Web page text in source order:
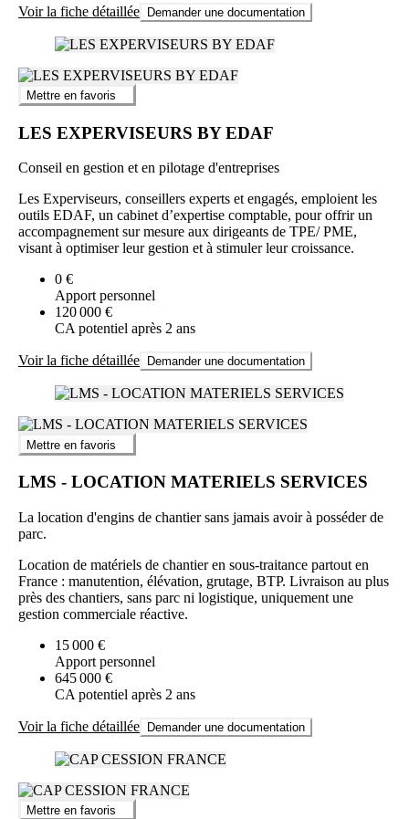
Voir la fiche détaillée Demander une documentation
Mettre en favoris
LES EXPERVISEURS BY EDAF
Conseil en gestion et en pilotage d'entreprises
Les Experviseurs, conseillers experts et engagés, emploient les
outils EDAF, un cabinet d’expertise comptable, pour offrir un
accompagnement sur mesure aux dirigeants de TPE/ PME,
visant à optimiser leur gestion et à stimuler leur croissance.
0 €
Apport personnel
120 000 €
CA potentiel après 2 ans
Voir la fiche détaillée Demander une documentation
Mettre en favoris
LMS - LOCATION MATERIELS SERVICES
La location d'engins de chantier sans jamais avoir à posséder de
parc.
Location de matériels de chantier en sous-traitance partout en
France : manutention, élévation, grutage, BTP. Livraison au plus
près des chantiers, sans parc ni logistique, uniquement une
gestion commerciale réactive.
15 000 €
Apport personnel
645 000 €
CA potentiel après 2 ans
Voir la fiche détaillée Demander une documentation
Mettre en favoris